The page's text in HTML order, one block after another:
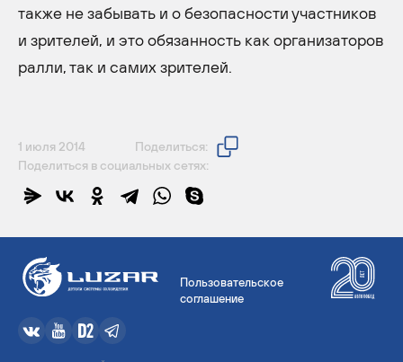
также не забывать и о безопасности участников
и зрителей, и это обязанность как организаторов
ралли, так и самих зрителей.
1 июля 2014
Поделиться:
Поделиться в социальных сетях:
Пользовательское
соглашение